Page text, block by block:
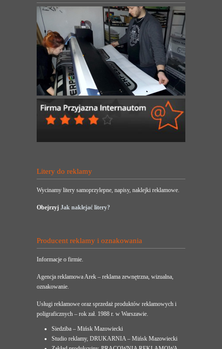
Litery do reklamy
Wycinamy litery samoprzylepne, napisy, naklejki reklamowe.
Obejrzyj Jak naklejać litery?
Producent reklamy i oznakowania
Informacje o firmie.
Agencja reklamowa Arek – reklama zewnętrzna, wizualna,
oznakowanie.
Usługi reklamowe oraz sprzedaż produktów reklamowych i
poligraficznych – rok zał. 1988 r. w Warszawie.
Siedziba – Mińsk Mazowiecki
Studio reklamy, DRUKARNIA – Mińsk Mazowiecki